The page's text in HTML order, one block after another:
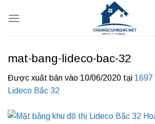
qua
mat-bang-lideco-bac-32
Được xuất bản vào 10/06/2020 tại 1697
Lideco Bắc 32